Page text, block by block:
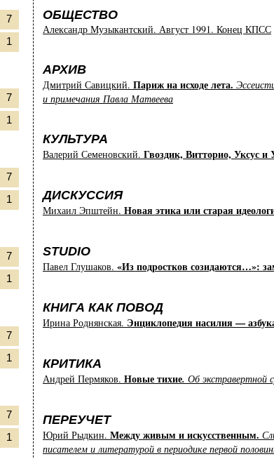
7
1
7
1
7
1
7
1
7
1
7
1
ОБЩЕСТВО
Александр Музыкантский. Август 1991. Конец КПСС
АРХИВ
Дмитрий Савицкий. Париж на исходе лета.
и примечания Павла Матвеева
КУЛЬТУРА
Валерий Семеновский. Гвоздик, Витторио, Уксус и
ДИСКУССИЯ
Михаил Эпштейн. Новая этика или старая
STUDIO
Павел Глушаков. «Из подростков созидаются…»:
КНИГА КАК ПОВОД
Ирина Роднянская. Энциклопедия насилия —
КРИТИКА
Андрей Пермяков. Новые тихие. Об экстравертной
ПЕРЕУЧЕТ
Юрий Рыдкин. Между живым и искусственным.
писателем и литературой в периодике первой